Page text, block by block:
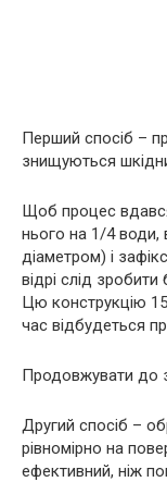
Перший спосіб –
знищуються
Щоб процес
нього на 1/4 води,
діаметром) і
відрі слід
Цю конструкцію 15
час відбудеться
Продовжувати до
Другий спосіб –
рівномірно на
ефективний, ніж